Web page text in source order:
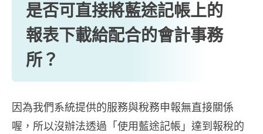
是否可直接將藍途記帳上的
報表下載給配合的會計事務
所？
因為我們系統提供的服務與稅務申報無直接關係
喔，所以沒辦法透過「使用藍途記帳」達到報稅的